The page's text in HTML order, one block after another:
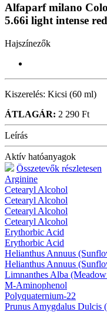
Alfaparf milano
5.66i light intense
Hajszínezők
Kiszerelés: Kicsi (60 ml)
ÁTLAGÁR: 2 290 Ft
Leírás
Aktív hatóanyagok
Összetevők részletesen
Arginine
Cetearyl Alcohol
Cetearyl Alcohol
Cetearyl Alcohol
Cetearyl Alcohol
Erythorbic Acid
Erythorbic Acid
Helianthus Annuus
Helianthus Annuus
Limnanthes Alba
M-Aminophenol
Polyquaternium-22
Prunus Amygdalus Dulcis